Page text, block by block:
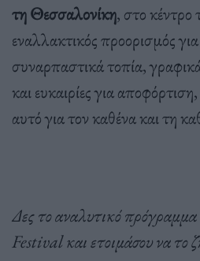
τη Θεσσαλονίκη, στο κέντρο
εναλλακτικός προορισμός
συναρπαστικά τοπία,
και ευκαιρίες για
αυτό για τον καθένα και τη
Δες το αναλυτικό
Festival και ετοιμάσου να το